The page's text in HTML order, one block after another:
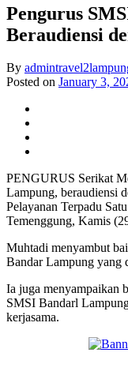
Pengurus
Beraudiensi
By
Posted on January 3,
PENGURUS Serikat
Lampung, beraudiensi
Pelayanan Terpadu
Temenggung, Kamis
Muhtadi menyambut
Bandar Lampung
Ia juga menyampaikan
SMSI Bandarl
kerjasama.